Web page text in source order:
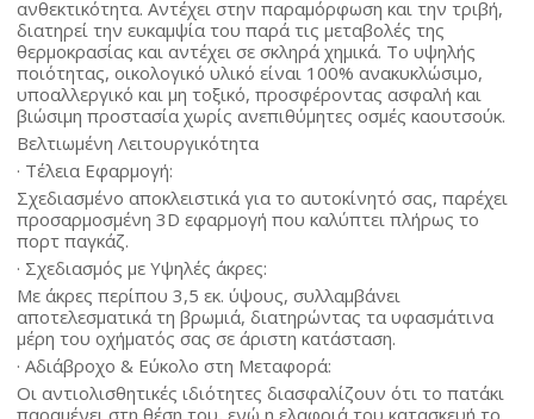
ανθεκτικότητα. Αντέχει στην παραμόρφωση και την τριβή,
διατηρεί την ευκαμψία του παρά τις μεταβολές της
θερμοκρασίας και αντέχει σε σκληρά χημικά. Το υψηλής
ποιότητας, οικολογικό υλικό είναι 100% ανακυκλώσιμο,
υποαλλεργικό και μη τοξικό, προσφέροντας ασφαλή και
βιώσιμη προστασία χωρίς ανεπιθύμητες οσμές καουτσούκ.
Βελτιωμένη Λειτουργικότητα
· Τέλεια Εφαρμογή:
Σχεδιασμένο αποκλειστικά για το αυτοκίνητό σας, παρέχει
προσαρμοσμένη 3D εφαρμογή που καλύπτει πλήρως το
πορτ παγκάζ.
· Σχεδιασμός με Υψηλές άκρες:
Με άκρες περίπου 3,5 εκ. ύψους, συλλαμβάνει
αποτελεσματικά τη βρωμιά, διατηρώντας τα υφασμάτινα
μέρη του οχήματός σας σε άριστη κατάσταση.
· Αδιάβροχο & Εύκολο στη Μεταφορά:
Οι αντιολισθητικές ιδιότητες διασφαλίζουν ότι το πατάκι
παραμένει στη θέση του, ενώ η ελαφριά του κατασκευή το